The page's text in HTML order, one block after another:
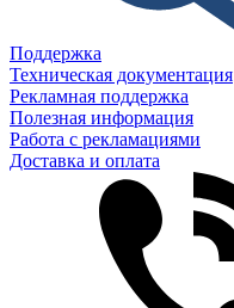
Поддержка
Техническая документация
Рекламная поддержка
Полезная информация
Работа с рекламациями
Доставка и оплата